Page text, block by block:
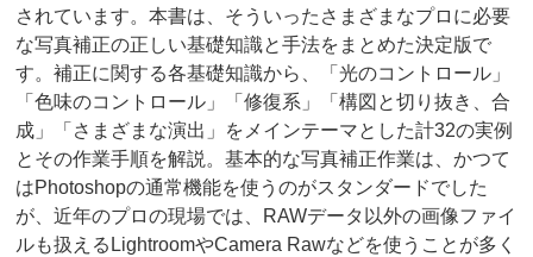
されています。本書は、そういったさまざまなプロに必要
な写真補正の正しい基礎知識と手法をまとめた決定版で
す。補正に関する各基礎知識から、「光のコントロール」
「色味のコントロール」「修復系」「構図と切り抜き、合
成」「さまざまな演出」をメインテーマとした計32の実例
とその作業手順を解説。基本的な写真補正作業は、かつて
はPhotoshopの通常機能を使うのがスタンダードでした
が、近年のプロの現場では、RAWデータ以外の画像ファイ
ルも扱えるLightroomやCamera Rawなどを使うことが多く